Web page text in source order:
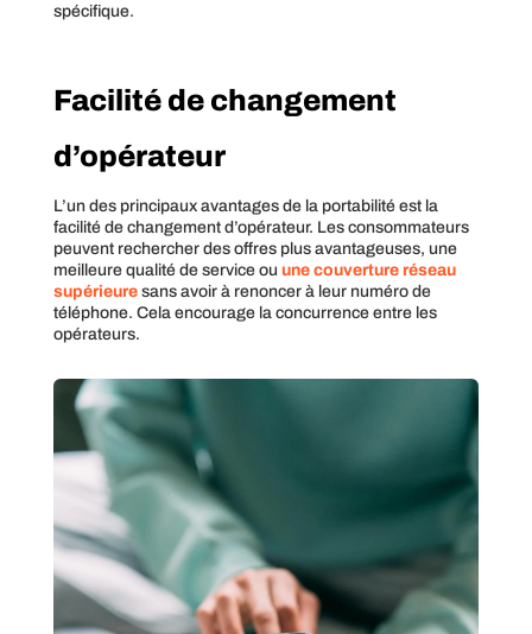
spécifique.
Facilité de changement
d’opérateur
L’un des principaux avantages de la portabilité est la
facilité de changement d’opérateur. Les consommateurs
peuvent rechercher des offres plus avantageuses, une
meilleure qualité de service ou une couverture réseau
supérieuresans avoir à renoncer à leur numéro de
téléphone. Cela encourage la concurrence entre les
opérateurs.